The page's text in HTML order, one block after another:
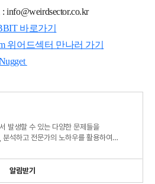
바로가기
위어드섹터 만나러 가기
발생할 수 있는 다양한 문제들을
분석하고 전문가의 노하우를 활용하여
알림받기